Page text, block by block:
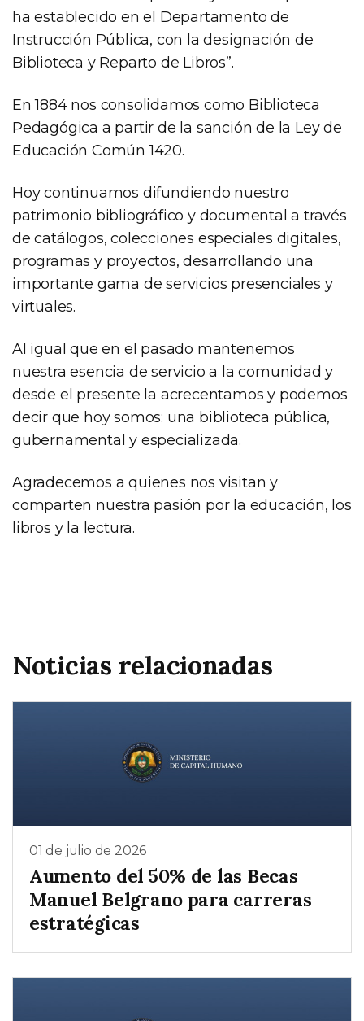
ha establecido en el Departamento de
Instrucción Pública, con la designación de
Biblioteca y Reparto de Libros”.
En 1884 nos consolidamos como Biblioteca
Pedagógica a partir de la sanción de la Ley de
Educación Común 1420.
Hoy continuamos difundiendo nuestro
patrimonio bibliográfico y documental a través
de catálogos, colecciones especiales digitales,
programas y proyectos, desarrollando una
importante gama de servicios presenciales y
virtuales.
Al igual que en el pasado mantenemos
nuestra esencia de servicio a la comunidad y
desde el presente la acrecentamos y podemos
decir que hoy somos: una biblioteca pública,
gubernamental y especializada.
Agradecemos a quienes nos visitan y
comparten nuestra pasión por la educación, los
libros y la lectura.
Noticias relacionadas
01 de julio de 2026
Aumento del 50% de las Becas
Manuel Belgrano para carreras
estratégicas